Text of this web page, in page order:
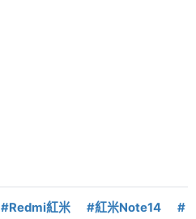
#Redmi紅米 #紅米Note14
#